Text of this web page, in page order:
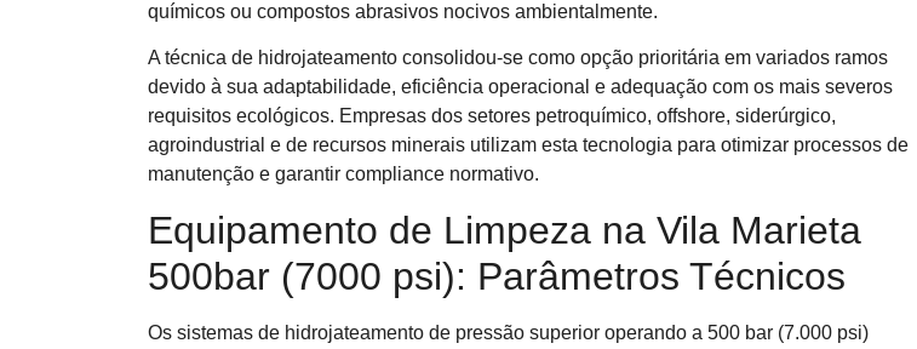
químicos ou compostos abrasivos nocivos ambientalmente.
A técnica de hidrojateamento consolidou-se como opção prioritária em variados ramos
devido à sua adaptabilidade, eficiência operacional e adequação com os mais severos
requisitos ecológicos. Empresas dos setores petroquímico, offshore, siderúrgico,
agroindustrial e de recursos minerais utilizam esta tecnologia para otimizar processos de
manutenção e garantir compliance normativo.
Equipamento de Limpeza na Vila Marieta
500bar (7000 psi): Parâmetros Técnicos
Os sistemas de hidrojateamento de pressão superior operando a 500 bar (7.000 psi)